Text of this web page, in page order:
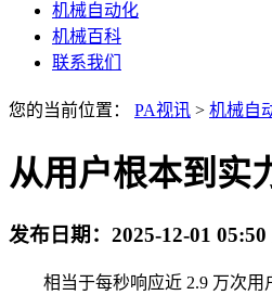
机械自动化
机械百科
联系我们
您的当前位置： PA视讯 > 机械自
从用户根本到实
发布日期： 2025-12-01 05:50
相当于每秒响应近 2.9 万次用